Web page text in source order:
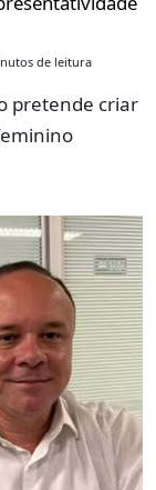
de leitura
pretende criar